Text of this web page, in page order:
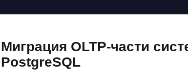
Миграция OLTP-части
PostgreSQL